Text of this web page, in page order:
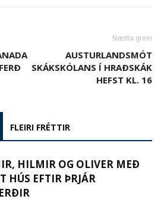
Næsta grein
AUSTURLANDSMÓT
SKÁKSKÓLANS Í HRAÐSKÁK
HEFST KL. 16
FLEIRI FRÉTTIR
HILMIR OG OLIVER MEÐ
HÚS EFTIR ÞRJÁR